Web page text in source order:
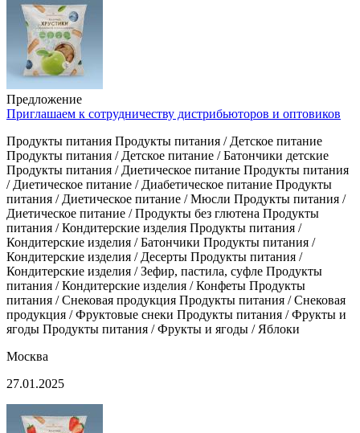
Предложение
Приглашаем к сотрудничеству дистрибьюторов и оптовиков
Продукты питания Продукты питания / Детское питание
Продукты питания / Детское питание / Батончики детские
Продукты питания / Диетическое питание Продукты питания
/ Диетическое питание / Диабетическое питание Продукты
питания / Диетическое питание / Мюсли Продукты питания /
Диетическое питание / Продукты без глютена Продукты
питания / Кондитерские изделия Продукты питания /
Кондитерские изделия / Батончики Продукты питания /
Кондитерские изделия / Десерты Продукты питания /
Кондитерские изделия / Зефир, пастила, суфле Продукты
питания / Кондитерские изделия / Конфеты Продукты
питания / Снековая продукция Продукты питания / Снековая
продукция / Фруктовые снеки Продукты питания / Фрукты и
ягоды Продукты питания / Фрукты и ягоды / Яблоки
Москва
27.01.2025